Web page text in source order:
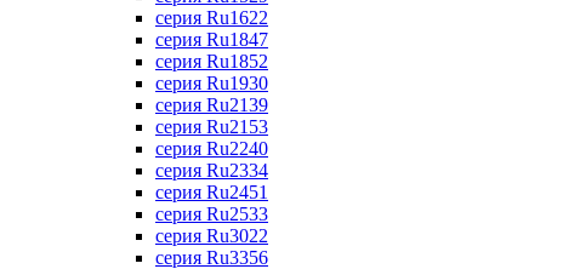
серия Ru1622
серия Ru1847
серия Ru1852
серия Ru1930
серия Ru2139
серия Ru2153
серия Ru2240
серия Ru2334
серия Ru2451
серия Ru2533
серия Ru3022
серия Ru3356